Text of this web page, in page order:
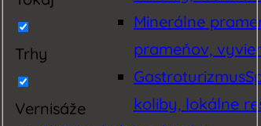
Trhy
Vernisáže
Minerálne
prameňov,
Gastroturizmus
koliby, lokálne